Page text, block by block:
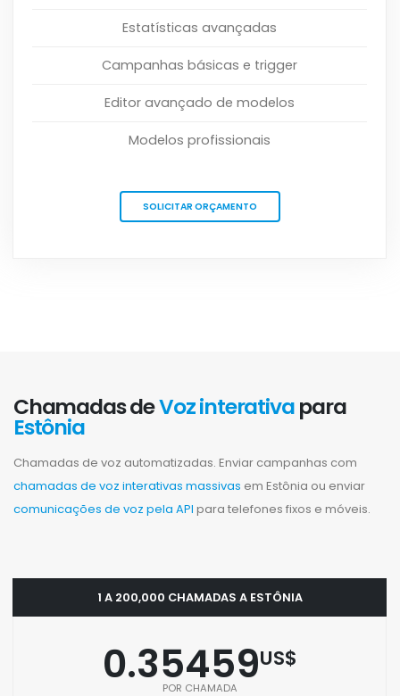
Estatísticas avançadas
Campanhas básicas e trigger
Editor avançado de modelos
Modelos profissionais
SOLICITAR ORÇAMENTO
Chamadas deVoz interativapara
Estônia
Chamadas de voz automatizadas. Enviar campanhas com
chamadas de voz interativas massivas em Estônia ou enviar
comunicações de voz pela API para telefones fixos e móveis.
1 A 200,000 CHAMADAS A ESTÔNIA
0.35459US$
POR CHAMADA